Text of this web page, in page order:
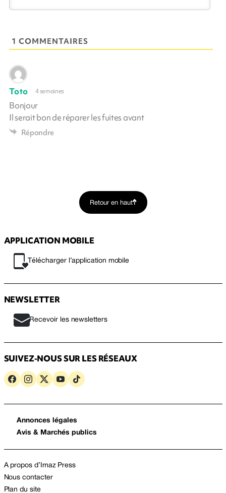
1 COMMENTAIRES
Toto 4 semaines
Bonjour
Il serait bon de réparer les fuites avant
Répondre
Retour en haut
APPLICATION MOBILE
Télécharger l’application mobile
NEWSLETTER
Recevoir les newsletters
SUIVEZ-NOUS SUR LES RÉSEAUX
Annonces légales
Avis & Marchés publics
A propos d’Imaz Press
Nous contacter
Plan du site